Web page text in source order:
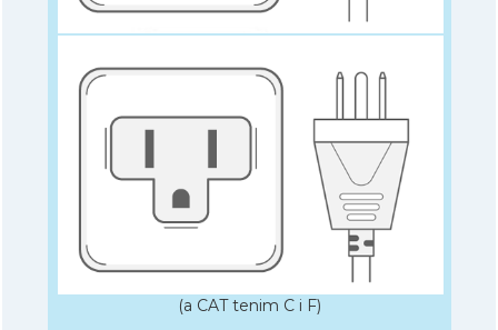
(a CAT tenim C i F)